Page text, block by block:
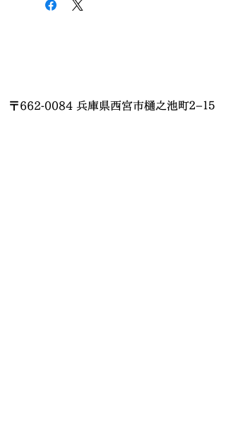
〒662-0084 兵庫県西宮市樋之池町２−１５